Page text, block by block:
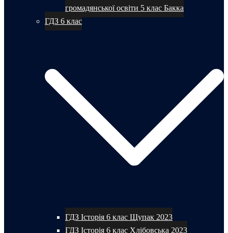
громадянської освіти 5 клас Бакка
ГДЗ 6 клас
ГДЗ Історія 6 клас Щупак 2023
ГДЗ Історія 6 клас Хлібовська 2023